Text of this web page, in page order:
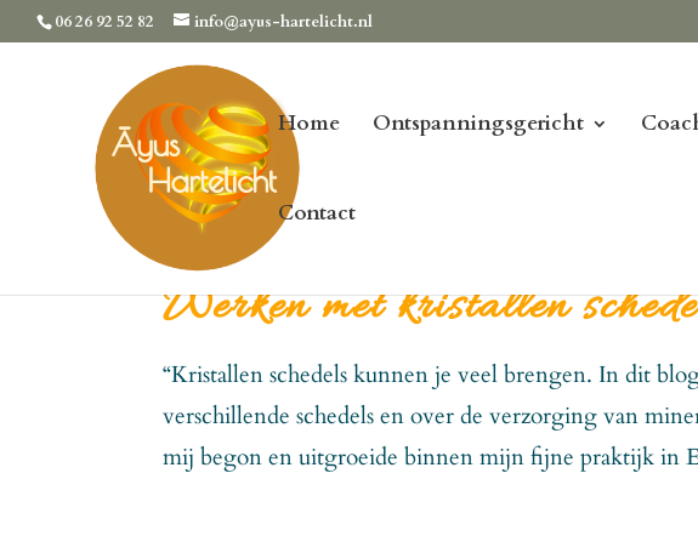
06 26 92 52 82 info@ayus-hartelicht.nl
Home Ontspanningsgericht
Contact
Werken met kristallen
“Kristallen schedels kunnen je veel brengen. In dit
verschillende schedels en over de verzorging van
mij begon en uitgroeide binnen mijn fijne praktijk in